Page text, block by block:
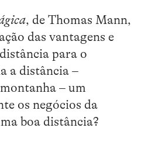
, de Thomas Mann,
das vantagens e
para o
a distância –
– um
os negócios da
boa distância?